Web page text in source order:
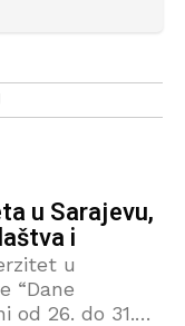
u Sarajevu,
i
u
“Dane
od 26. do 31.